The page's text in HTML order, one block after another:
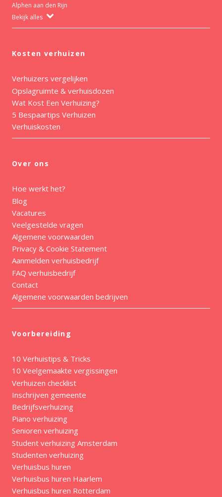
Alphen aan den Rijn
Bekijk alles
Kosten verhuizen
Verhuizers vergelijken
Opslagruimte & verhuisdozen
Wat Kost Een Verhuizing?
5 Bespaartips Verhuizen
Verhuiskosten
Over ons
Hoe werkt het?
Blog
Vacatures
Veelgestelde vragen
Algemene voorwaarden
Privacy & Cookie Statement
Aanmelden verhuisbedrijf
FAQ verhuisbedrijf
Contact
Algemene voorwaarden bedrijven
Voorbereiding
10 Verhuistips & Tricks
10 Veelgemaakte vergissingen
Verhuizen checklist
Inschrijven gemeente
Bedrijfsverhuizing
Piano verhuizing
Senioren verhuizing
Student verhuizing Amsterdam
Studenten verhuizing
Verhuisbus huren
Verhuisbus huren Haarlem
Verhuisbus huren Rotterdam